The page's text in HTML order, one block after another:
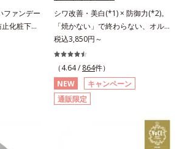
ファンデー
化粧下
穴落ち
穴
カバー成
乾燥＆ベ
周りの肌
シワ改善・美白(*1) × 防御力(*2)。
「焼かない」で終わらない、オルビ
ス最高峰(*3)日焼け止め。シワ改
善・美白(*1) × 防御力(*2)「焼かな
い」で終わらないオルビス最高峰
(*3)顔用日焼け止めです。ポーラ化
成の独自研究による、紫外線に反応
して強固な膜を形成する技術「瞬間
(*4)」を搭載。紫外線を浴びた膜が
厚く強靭に進化することで、紫外線
税込3,850円～
（4.64 / 864件）
NEW
キャンペーン
通販限定